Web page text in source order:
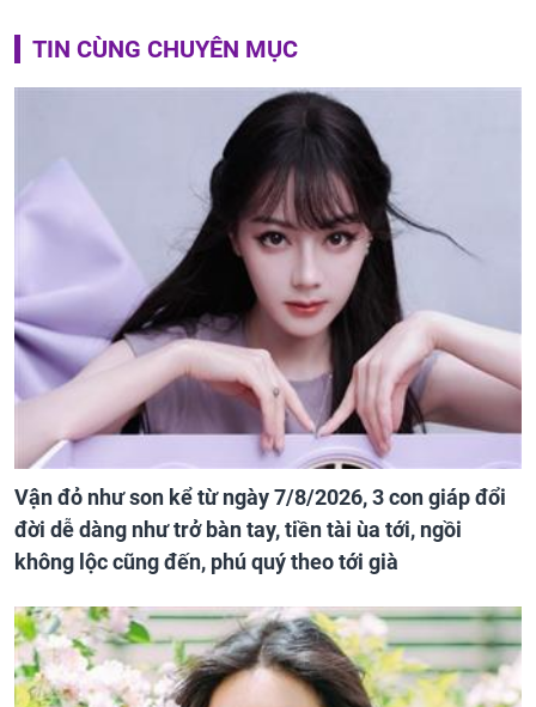
TIN CÙNG CHUYÊN MỤC
Vận đỏ như son kể từ ngày 7/8/2026, 3 con giáp đổi
đời dễ dàng như trở bàn tay, tiền tài ùa tới, ngồi
không lộc cũng đến, phú quý theo tới già